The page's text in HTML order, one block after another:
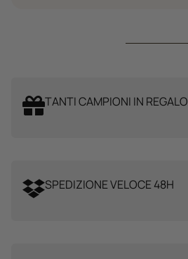
TANTI CAMPIONI IN REGALO
SPEDIZIONE VELOCE 48H